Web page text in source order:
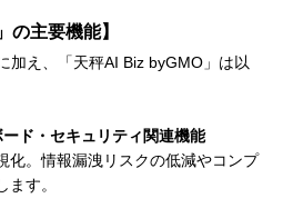
の主要機能】
え、「天秤AI Biz byGMO」は以
ド・セキュリティ関連機能
化。情報漏洩リスクの低減やコンプ
す。